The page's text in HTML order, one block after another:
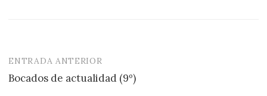
Navegación
de
ENTRADA ANTERIOR
Bocados de actualidad (9º)